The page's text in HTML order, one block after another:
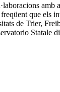
que els
de Trier,
Statale